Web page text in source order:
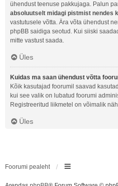
ühendust teenuse pakkujaga. Palun
absoluutselt midagi pistmist nendes
vastutusele võtta. Ära võta ühendust
phpBB saidiga seotud. Kui siiski
mitte vastust saada.
Üles
Kuidas ma saan ühendust võtta
Kõik kasutajad foorumil saavad
kui see valik on lubatud foorumi
Registreeritud liikmetel on võimalik
Üles
Foorumi pealeht